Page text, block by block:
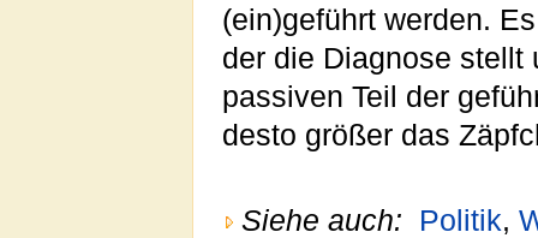
(ein)geführt werden.
der die Diagnose stellt
passiven Teil der
desto größer das
Siehe auch: Politik,